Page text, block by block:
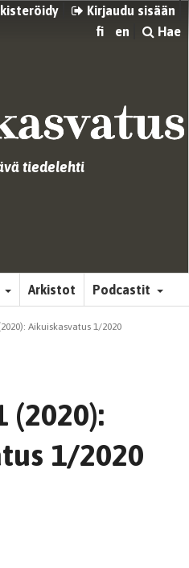
Kirjaudu sisään
fi
en Hae
tiedelehti
Arkistot Podcastit
Aikuiskasvatus 1/2020
(2020):
1/2020